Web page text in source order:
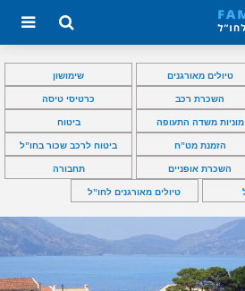
טיולים מאורגנים שימושון
השכרת רכב כרטיסי טיסה
מוניות משדה התעופה ביטוח
הזמנת מט”ח ביטוח לרכב שכור בחו”ל
השכרת אופניים תחבורה
טיולים מאורגנים לחו”ל